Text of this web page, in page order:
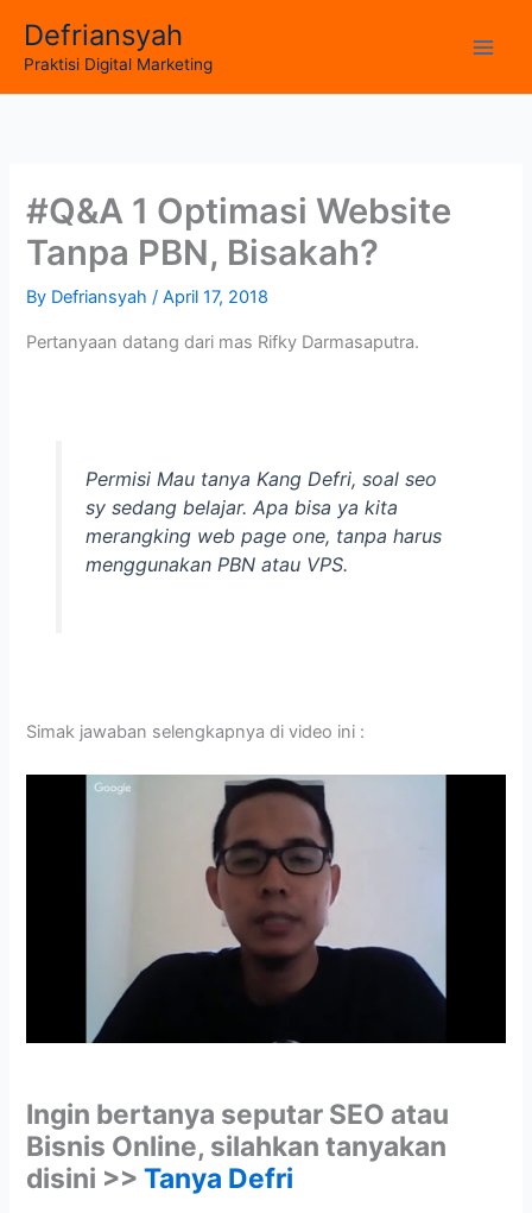
content
Defriansyah
Praktisi Digital Marketing
#Q&A 1 Optimasi Website
Tanpa PBN, Bisakah?
By Defriansyah/April 17, 2018
Pertanyaan datang dari mas Rifky Darmasaputra.
Permisi Mau tanya Kang Defri, soal seo
sy sedang belajar. Apa bisa ya kita
merangking web page one, tanpa harus
menggunakan PBN atau VPS.
Simak jawaban selengkapnya di video ini :
Ingin bertanya seputar SEO atau
Bisnis Online, silahkan tanyakan
disini >>Tanya Defri